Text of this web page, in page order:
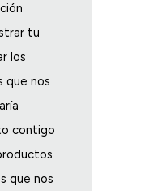
tu
los
que nos
contigo
que nos